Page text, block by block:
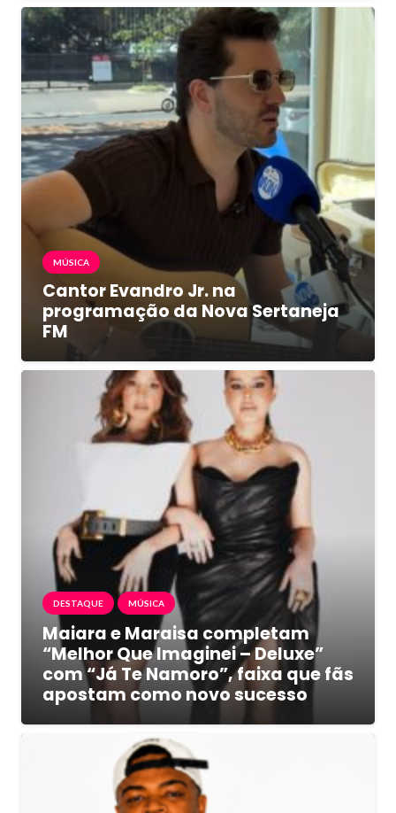
MÚSICA
Cantor Evandro Jr. na
programação da Nova Sertaneja
FM
DESTAQUE MÚSICA
Maiara e Maraisa completam
“Melhor Que Imaginei – Deluxe”
com “Já Te Namoro”, faixa que fãs
apostam como novo sucesso